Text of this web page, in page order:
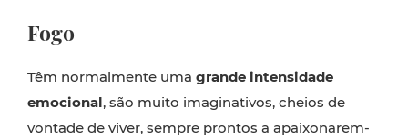
Fogo
Têm normalmente uma grande intensidade
emocional, são muito imaginativos, cheios de
vontade de viver, sempre prontos a apaixonarem-